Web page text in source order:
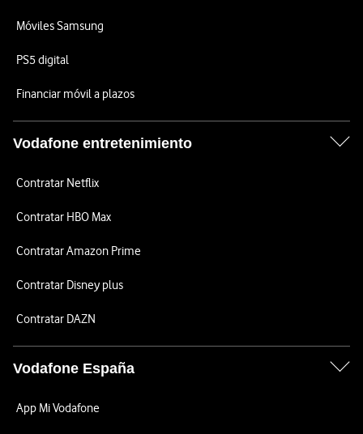
Móviles Samsung
PS5 digital
Financiar móvil a plazos
Vodafone entretenimiento
Contratar Netflix
Contratar HBO Max
Contratar Amazon Prime
Contratar Disney plus
Contratar DAZN
Vodafone España
App Mi Vodafone